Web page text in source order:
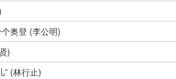
奥登 (李公明)
)
” (林行止)